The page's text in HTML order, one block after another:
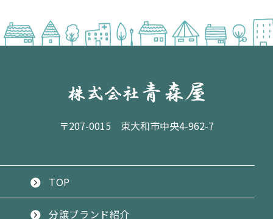
〒207-0015 東大和市中央4-962-7
TOP
分譲ブランド紹介